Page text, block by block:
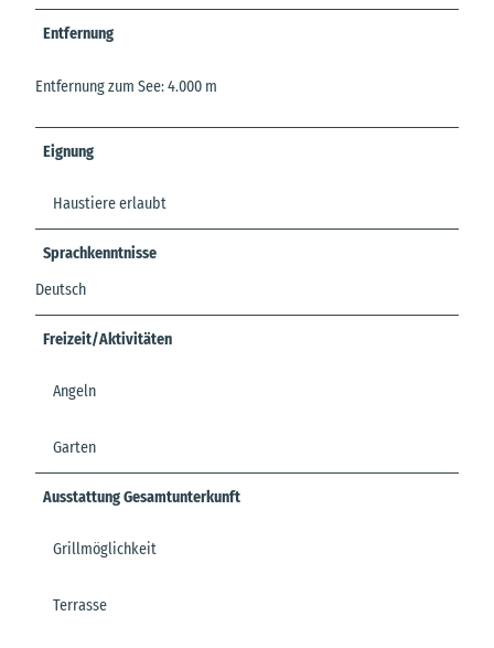
Entfernung
Entfernung zum See: 4.000 m
Eignung
Haustiere erlaubt
Sprachkenntnisse
Deutsch
Freizeit/Aktivitäten
Angeln
Garten
Ausstattung Gesamtunterkunft
Grillmöglichkeit
Terrasse